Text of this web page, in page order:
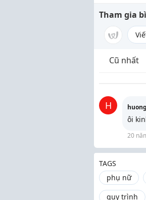
Tham gia
Cũ nhất
H
ôi
20
TAGS
phụ nữ
quy trình